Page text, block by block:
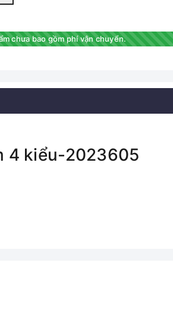
chưa bao gồm phí vận chuyển.
4 kiểu-2023605